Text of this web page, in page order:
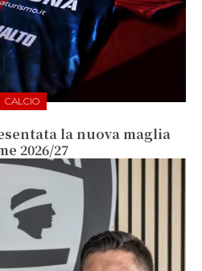
CALCIO
la nuova maglia
2026/27